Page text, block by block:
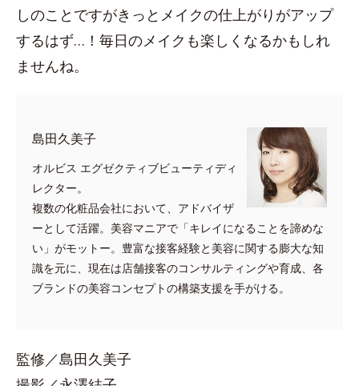
しのことですがきっとメイクの仕上がりがアップ
するはず…！毎日のメイクも楽しくなるかもしれ
ませんね。
島田久美子
オルビス エグゼクティブビューティディ
レクター。
複数の化粧品会社において、アドバイザ
ーとして活躍。美容マニアで「キレイになることを諦めな
い」がモットー。豊富な接客経験と美容に関する膨大な知
識を元に、現在は店舗接客のコンサルティングや育成、各
ブランドの美容コンセプトの構築支援を手がける。
監修／島田久美子